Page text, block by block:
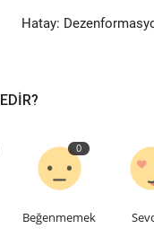
Hatay:
0
Beğenmemek